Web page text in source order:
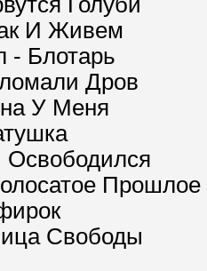
И Живем
- Блотарь
Дров
У Меня
Прошлое
Свободы